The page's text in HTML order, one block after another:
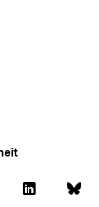
Folgen